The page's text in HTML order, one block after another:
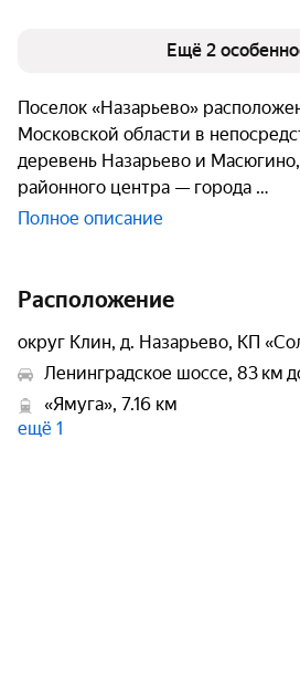
Ещё 2
Поселок «Назарьево» расположен в Клинском районе
Московской области в
деревень Назарьево и
районного центра — города
Полное описание
Расположение
округ Клин, д. Назарьево, КП
Ленинградское шоссе, 83 км
«Ямуга», 7.16 км
ещё 1